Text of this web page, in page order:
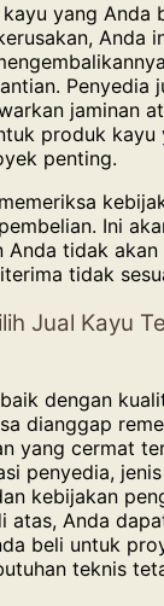
yang Anda
Anda
Penyedia
jaminan
produk kayu
penting.
Ini
Anda tidak
tidak
Jual Kayu
dengan
dianggap
yang cermat
penyedia,
kebijakan
atas, Anda
beli untuk
teknis